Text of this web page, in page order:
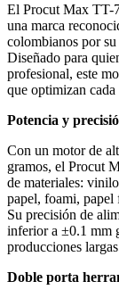
El Procut Max TT-
una marca
colombianos por
Diseñado para
profesional, este
que optimizan cada
Potencia y
Con un motor de
gramos, el Procut
de materiales:
papel, foami, papel
Su precisión de
inferior a ±0.1 mm
producciones
Doble porta